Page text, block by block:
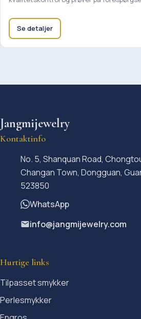
Se detaljer
Jangmijewelry
Kontaktinfo
No. 5, Shanquan Road,
Changan Town, Dongguan,
523850
WhatsApp
info@jangmijewelry.com
Hurtige links
Tilpasset smykker
Perlesmykker